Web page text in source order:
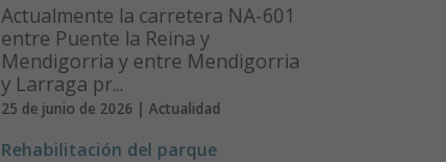
Actualmente la carretera NA-601
entre Puente la Reina y
Mendigorria y entre Mendigorria
y Larraga pr...
25 de junio de 2026 | Actualidad
Rehabilitación del parque